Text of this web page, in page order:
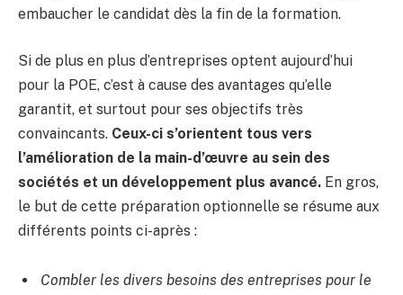
embaucher le candidat dès la fin de la formation.
Si de plus en plus d’entreprises optent aujourd’hui
pour la POE, c’est à cause des avantages qu’elle
garantit, et surtout pour ses objectifs très
convaincants. Ceux-ci s’orientent tous vers
l’amélioration de la main-d’œuvre au sein des
sociétés et un développement plus avancé. En gros,
le but de cette préparation optionnelle se résume aux
différents points ci-après :
Combler les divers besoins des entreprises pour le